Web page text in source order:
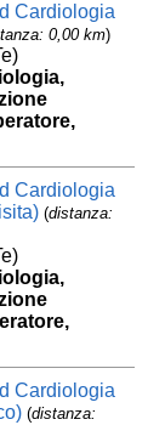
Cardiologia
0,00 km)
Cardiologia
(distanza:
Cardiologia
(distanza: